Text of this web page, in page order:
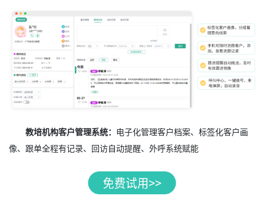
教培机构客户管理系统： 电子化管理客户档案、标签化客户画
像、跟单全程有记录、回访自动提醒、外呼系统赋能